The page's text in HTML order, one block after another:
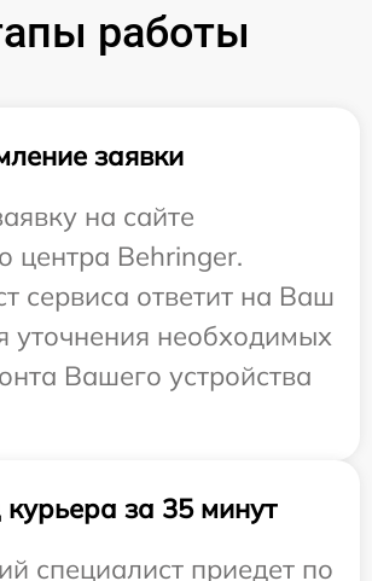
работы
заявки
на сайте
центра Behringer.
сервиса ответит на Ваш
уточнения необходимых
Вашего устройства
за 35 минут
специалист приедет по